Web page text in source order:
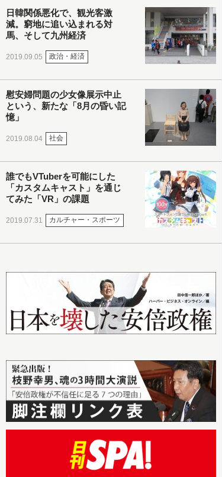
日韓関係悪化で、観光客激
減。窮地に追い込まれる対
馬、そして九州経済
2019.09.05 政治・経済
慰安婦問題の少女像展示中止
という、新たな「8月の昏い記
憶」
2019.08.04 社会
誰でもVTuberを可能にした
「カスタムキャスト」を通じ
てみた「VR」の課題
2019.07.31 カルチャー・スポーツ